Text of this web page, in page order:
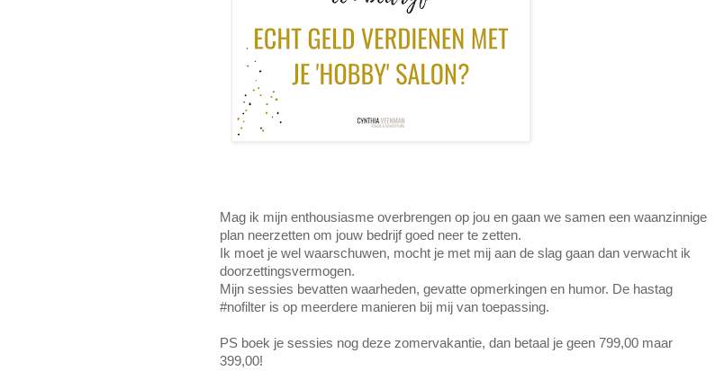
Mag ik mijn enthousiasme overbrengen op jou en gaan we samen een waanzinnige
plan neerzetten om jouw bedrijf goed neer te zetten.
Ik moet je wel waarschuwen, mocht je met mij aan de slag gaan dan verwacht ik
doorzettingsvermogen.
Mijn sessies bevatten waarheden, gevatte opmerkingen en humor. De hastag
#nofilter is op meerdere manieren bij mij van toepassing.
PS boek je sessies nog deze zomervakantie, dan betaal je geen 799,00 maar
399,00!